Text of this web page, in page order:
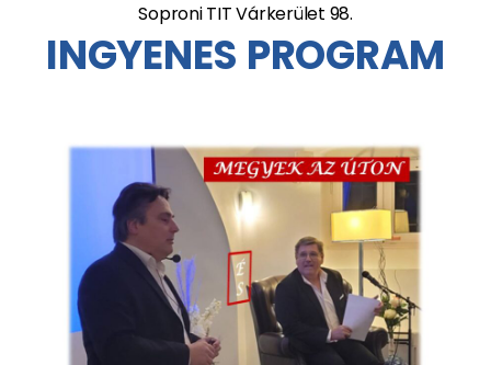
Soproni TIT Várkerület 98.
INGYENES PROGRAM